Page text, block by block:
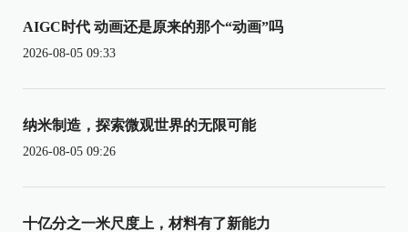
AIGC时代 动画还是原来的那个“动画”吗
2026-08-05 09:33
纳米制造，探索微观世界的无限可能
2026-08-05 09:26
十亿分之一米尺度上，材料有了新能力